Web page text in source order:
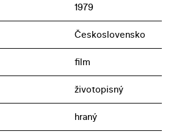
1979
Československo
film
životopisný
hraný